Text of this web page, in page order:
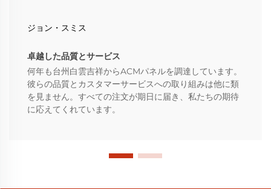
ジョン・スミス
卓越した品質とサービス
何年も台州白雲吉祥からACMパネルを調達しています。
彼らの品質とカスタマーサービスへの取り組みは他に類
を見ません。すべての注文が期日に届き、私たちの期待
に応えてくれています。